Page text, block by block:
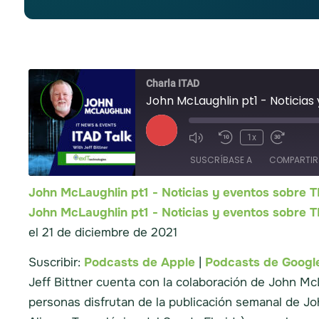
Charla ITAD
John McLaughlin pt1 -
1x
SUSCRÍBASE A COMPARTIR
Podcasts de Apple
CANAL
RSS
COMPARTIR
INSERTAR
John McLaughlin pt1 - Noticias y eventos sobre
John McLaughlin pt1 - Noticias y eventos sobre
el 21 de diciembre de 2021
Suscribir: Podcasts de Apple Podcasts de
Jeff Bittner cuenta con la colaboración de John
personas disfrutan de la publicación semanal de